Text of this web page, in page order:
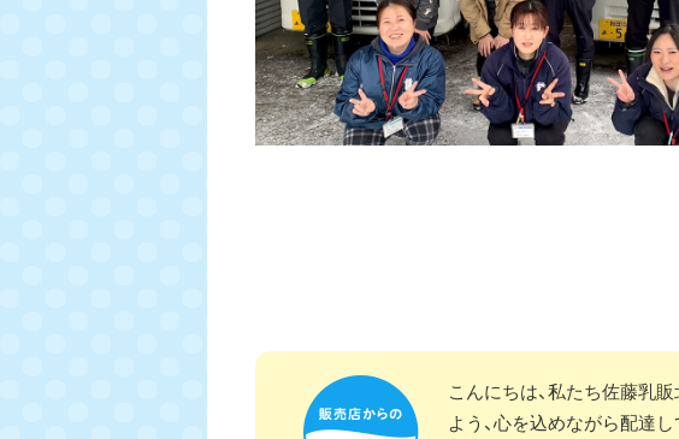
こんにちは、私たち佐藤乳
よう、心を込めながら配達し